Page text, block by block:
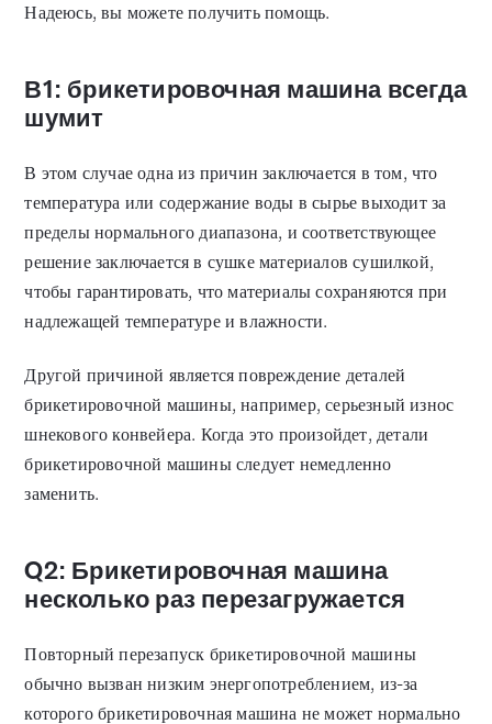
Надеюсь, вы можете получить помощь.
В1: брикетировочная машина всегда
шумит
В этом случае одна из причин заключается в том, что
температура или содержание воды в сырье выходит за
пределы нормального диапазона, и соответствующее
решение заключается в сушке материалов сушилкой,
чтобы гарантировать, что материалы сохраняются при
надлежащей температуре и влажности.
Другой причиной является повреждение деталей
брикетировочной машины, например, серьезный износ
шнекового конвейера. Когда это произойдет, детали
брикетировочной машины следует немедленно
заменить.
Q2: Брикетировочная машина
несколько раз перезагружается
Повторный перезапуск брикетировочной машины
обычно вызван низким энергопотреблением, из-за
которого брикетировочная машина не может нормально